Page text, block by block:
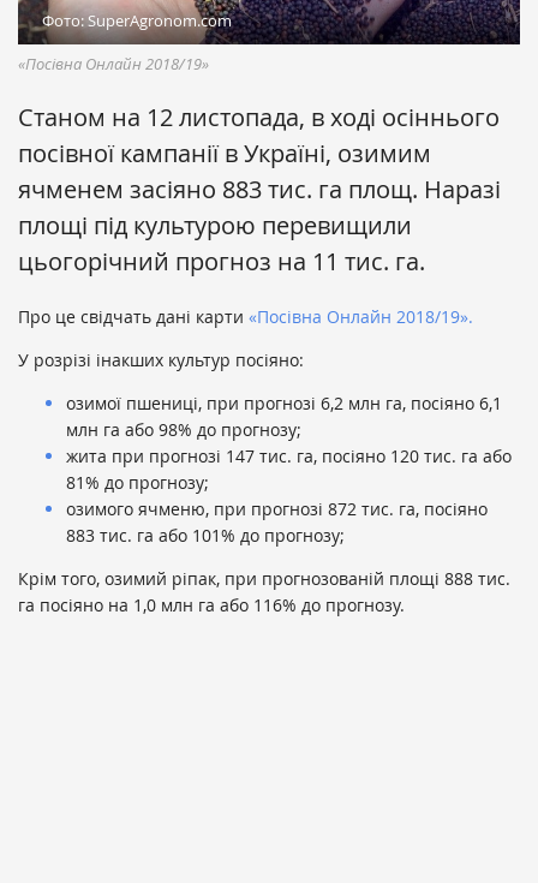
Фото: SuperAgronom.com
«Посівна Онлайн 2018/19»
Станом на 12 листопада, в ході осіннього
посівної кампанії в Україні, озимим
ячменем засіяно 883 тис. га площ. Наразі
площі під культурою перевищили
цьогорічний прогноз на 11 тис. га.
Про це свідчать дані карти «Посівна Онлайн 2018/19».
У розрізі інакших культур посіяно:
озимої пшениці, при прогнозі 6,2 млн га, посіяно 6,1
млн га або 98% до прогнозу;
жита при прогнозі 147 тис. га, посіяно 120 тис. га або
81% до прогнозу;
озимого ячменю, при прогнозі 872 тис. га, посіяно
883 тис. га або 101% до прогнозу;
Крім того, озимий ріпак, при прогнозованій площі 888 тис.
га посіяно на 1,0 млн га або 116% до прогнозу.